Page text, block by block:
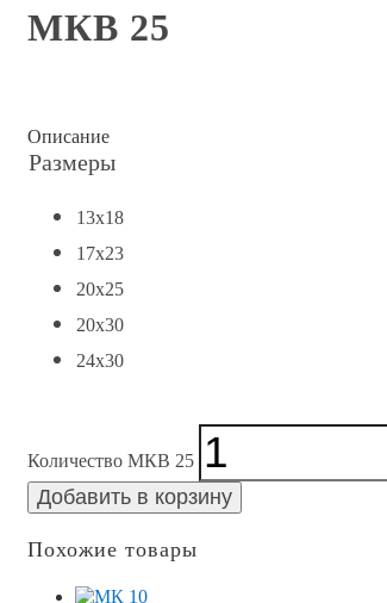
МКВ 25
Описание
Размеры
13x18
17x23
20x25
20x30
24x30
Количество МКВ 25
Добавить в корзину
Похожие товары